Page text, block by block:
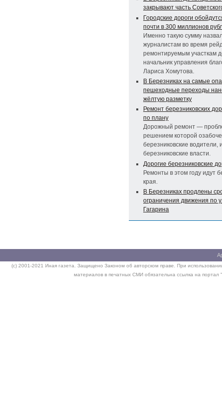
закрывают часть
Городские дороги
почти в 300 миллионов
Именно такую сумму
журналистам во время
ремонтируемым участкам
начальник управления
Лариса Хомутова.
В Березниках на самые
пешеходные переходы
жёлтую разметку
Ремонт березниковских
по плану
Дорожный ремонт —
решением которой
березниковские водители,
березниковские власти.
Дорогие березниковские
Ремонты в этом году идут
края.
В Березниках продлены
ограничения движения по
Гагарина
(c) 2001-2021 Иная газета. Защищено Законом об авторском праве. При
материалов в печатных СМИ обязательна ссылка на